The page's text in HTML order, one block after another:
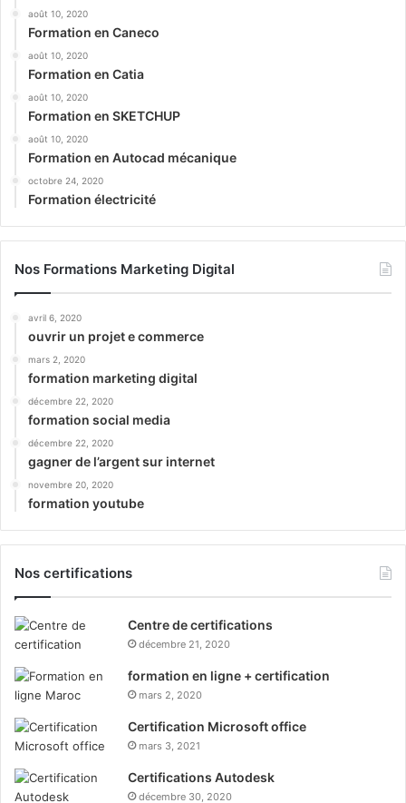
août 10, 2020
Formation en Caneco
août 10, 2020
Formation en Catia
août 10, 2020
Formation en SKETCHUP
août 10, 2020
Formation en Autocad mécanique
octobre 24, 2020
Formation électricité
Nos Formations Marketing Digital
avril 6, 2020
ouvrir un projet e commerce
mars 2, 2020
formation marketing digital
décembre 22, 2020
formation social media
décembre 22, 2020
gagner de l’argent sur internet
novembre 20, 2020
formation youtube
Nos certifications
Centre de certifications
décembre 21, 2020
formation en ligne + certification
mars 2, 2020
Certification Microsoft office
mars 3, 2021
Certifications Autodesk
décembre 30, 2020